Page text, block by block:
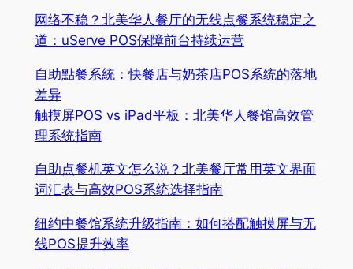
网络不稳？北美华人餐厅的无线点餐系统稳定之
道：uServe POS保障前台持续运营
自助點餐系統：快餐店与奶茶店POS系统的落地
差异
触摸屏POS vs iPad平板：北美华人餐馆高效管
理系统指南
自助点餐机英文怎么说？北美餐厅常用英文界面
词汇表与高效POS系统选择指南
纽约中餐馆系统升级指南：如何搭配触摸屏与无
线POS提升效率